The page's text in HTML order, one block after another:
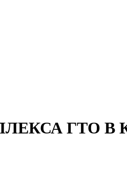
ГТО В